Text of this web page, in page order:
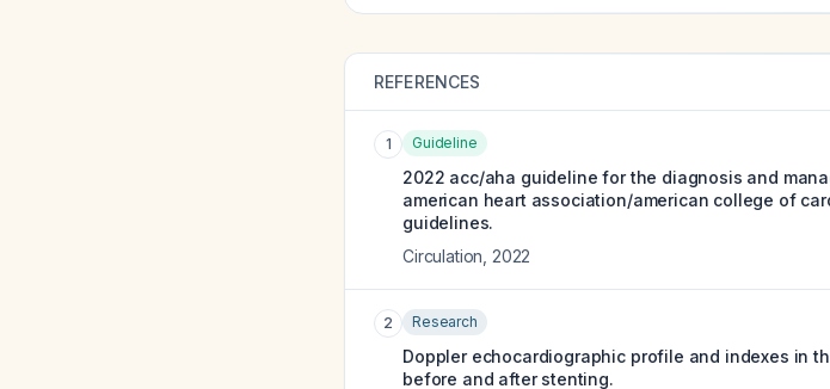
REFERENCES
1 Guideline
2022 acc/aha guideline for the diagnosis and
american heart association/american college of
guidelines.
Circulation 2022
2 Research
Doppler echocardiographic profile and indexes in
before and after stenting.